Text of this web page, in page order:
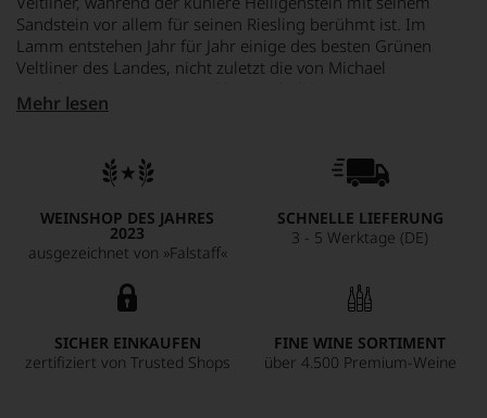
Sandstein vor allem für seinen Riesling berühmt ist. Im
Lamm entstehen Jahr für Jahr einige des besten Grünen
Veltliner des Landes, nicht zuletzt die von Michael
Veltliner ist ein kraftvoller, nach Feuerstein und blondem
Luft entwickelt und dann an Papaya, mürben Apfel und
Marille erinnert. Am Gaumen wirkt das überaus pikant,
salzig und gleichzeitig elegant. Ein Jungspund mit großem
Potential, und in seiner dunklen und würzigen Art erst
einmal ganz das Gegenteil vom benachbarten Riesling aus
dem Heiligenstein.
Mehr lesen
WEINSHOP DES JAHRES
2023
ausgezeichnet von »Falstaff«
SCHNELLE LIEFERUNG
3 - 5 Werktage (DE)
SICHER EINKAUFEN
zertifiziert von Trusted Shops
FINE WINE SORTIMENT
über 4.500 Premium-Weine